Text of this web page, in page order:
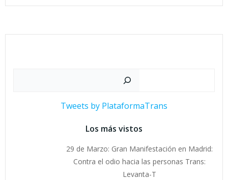
Tweets by PlataformaTrans
Los más vistos
29 de Marzo: Gran Manifestación en Madrid:
Contra el odio hacia las personas Trans:
Levanta-T